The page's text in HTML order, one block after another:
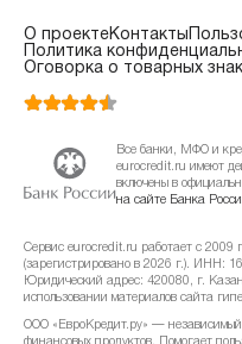
О проектеКонтакты
Политика
Оговорка о товарных
Все банки, МФО и
eurocredit.ru имеют
включены в
на сайте Банка
Сервис eurocredit.ru работает с
(зарегистрировано в 2026 г.). ИНН:
Юридический адрес: 420080, г.
использовании материалов сайта
ООО «ЕвроКредит.ру» —